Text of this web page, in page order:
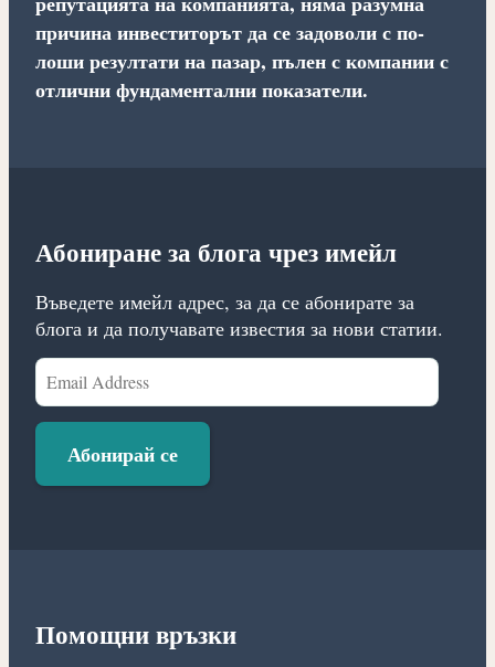
причина инвеститорът да се задоволи с по-
лоши резултати на пазар, пълен с компании с
отлични фундаментални показатели.
Абониране за блога чрез имейл
Въведете имейл адрес, за да се абонирате за
блога и да получавате известия за нови статии.
Email
Address
Абонирай се
Помощни връзки